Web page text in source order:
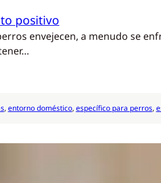
positivo
envejecen, a menudo se
, entorno doméstico, específico para perros,